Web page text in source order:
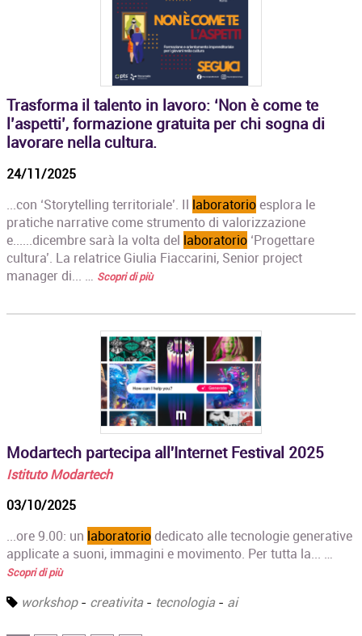
Trasforma il talento in lavoro: ‘Non è come te
l’aspetti’, formazione gratuita per chi sogna di
lavorare nella cultura.
24/11/2025
...con ‘Storytelling territoriale’. Il laboratorioesplora le
pratiche narrative come strumento di valorizzazione
e......dicembre sarà la volta del laboratorio ‘Progettare
cultura’. La relatrice Giulia Fiaccarini, Senior project
manager di... … Scopri di più
Modartech partecipa all'Internet Festival 2025
Istituto Modartech
03/10/2025
...ore 9.00: un laboratoriodedicato alle tecnologie generative
applicate a suoni, immagini e movimento. Per tutta la... …
Scopri di più
workshop- creativita- tecnologia- ai